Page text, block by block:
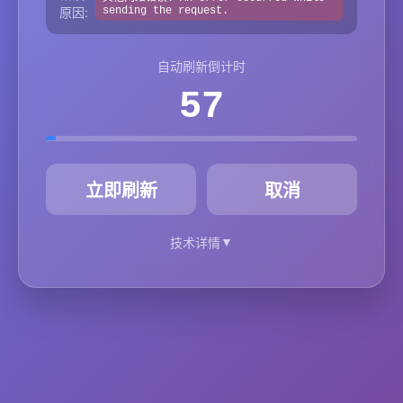
原因:
sending the request.
自动刷新倒计时
57
立即刷新 取消
技术详情▼